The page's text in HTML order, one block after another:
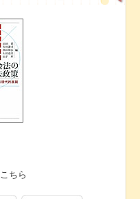
こちら